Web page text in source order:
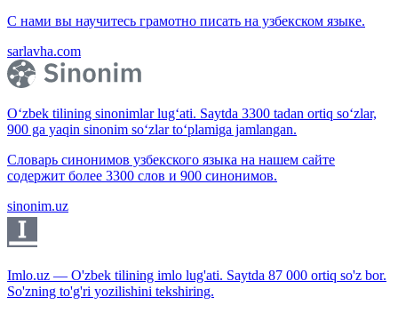
С нами вы научитесь грамотно писать на узбекском языке.
sarlavha.com
O‘zbek tilining sinonimlar lug‘ati. Saytda 3300 tadan ortiq so‘zlar,
900 ga yaqin sinonim so‘zlar to‘plamiga jamlangan.
Словарь синонимов узбекского языка на нашем сайте
содержит более 3300 слов и 900 синонимов.
sinonim.uz
Imlo.uz — O'zbek tilining imlo lug'ati. Saytda 87 000 ortiq so'z bor.
So'zning to'g'ri yozilishini tekshiring.